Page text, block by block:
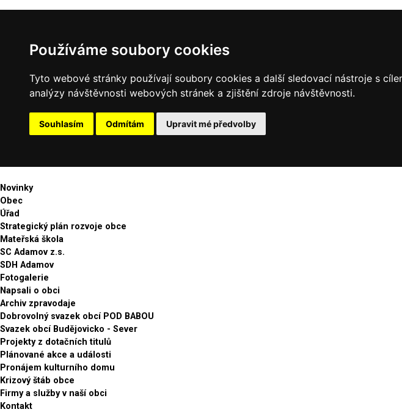
Používáme soubory cookies
Tyto webové stránky používají soubory cookies a další sledovací nástroje s
analýzy návštěvnosti webových stránek a zjištění zdroje návštěvnosti.
Souhlasím Odmítám Upravit mé předvolby
Novinky
Obec
Úřad
Strategický plán rozvoje obce
Mateřská škola
SC Adamov z.s.
SDH Adamov
Fotogalerie
Napsali o obci
Archiv zpravodaje
Dobrovolný svazek obcí POD BABOU
Svazek obcí Budějovicko - Sever
Projekty z dotačních titulů
Plánované akce a události
Pronájem kulturního domu
Krizový štáb obce
Firmy a služby v naší obci
Kontakt